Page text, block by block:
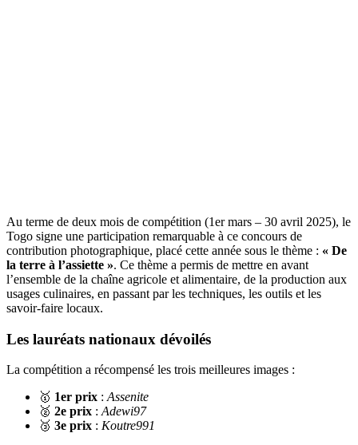
Au terme de deux mois de compétition (1er mars – 30 avril 2025), le
Togo signe une participation remarquable à ce concours de
contribution photographique, placé cette année sous le thème : « De
la terre à l’assiette ». Ce thème a permis de mettre en avant
l’ensemble de la chaîne agricole et alimentaire, de la production aux
usages culinaires, en passant par les techniques, les outils et les
savoir-faire locaux.
Les lauréats nationaux dévoilés
La compétition a récompensé les trois meilleures images :
🥇 1er prix : Assenite
🥈 2e prix : Adewi97
🥉 3e prix : Koutre991